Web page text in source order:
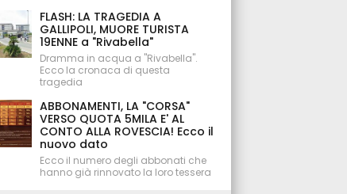
FLASH: LA TRAGEDIA A
GALLIPOLI, MUORE TURISTA
19ENNE a "Rivabella"
Dramma in acqua a "Rivabella".
Ecco la cronaca di questa
tragedia
ABBONAMENTI, LA "CORSA"
VERSO QUOTA 5MILA E' AL
CONTO ALLA ROVESCIA! Ecco il
nuovo dato
Ecco il numero degli abbonati che
hanno già rinnovato la loro tessera